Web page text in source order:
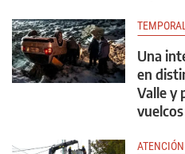
TEMPORAL
Una
en
Valle y
vuelcos